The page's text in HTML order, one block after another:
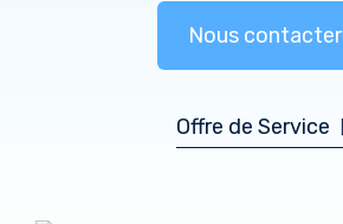
Nous contacter
Offre de Service